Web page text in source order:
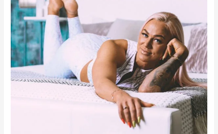
mu
elust.
Kuidas
minust
koolitaja
sai?
Miks